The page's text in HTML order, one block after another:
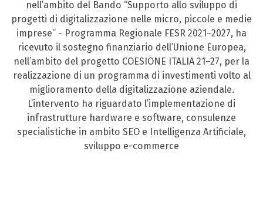
nell’ambito del Bando “Supporto allo sviluppo di
progetti di digitalizzazione nelle micro, piccole e medie
imprese” - Programma Regionale FESR 2021–2027, ha
ricevuto il sostegno finanziario dell’Unione Europea,
nell’ambito del progetto COESIONE ITALIA 21–27, per la
realizzazione di un programma di investimenti volto al
miglioramento della digitalizzazione aziendale.
L’intervento ha riguardato l’implementazione di
infrastrutture hardware e software, consulenze
specialistiche in ambito SEO e Intelligenza Artificiale,
sviluppo e-commerce